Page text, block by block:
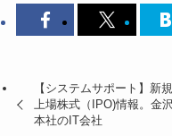
【システムサポート】新規
上場株式（IPO)情報。金沢
本社のIT会社